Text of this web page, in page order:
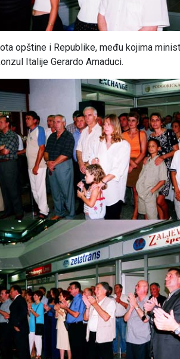
opštine i Republike, među kojima
Italije Gerardo Amaduci.